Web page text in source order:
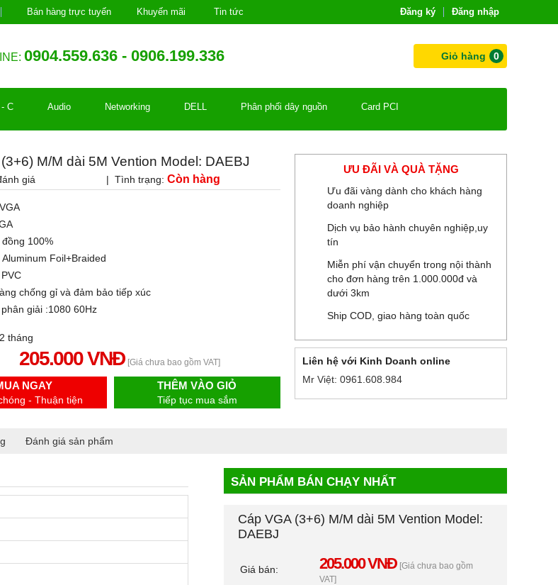
Bán hàng trực tuyến Khuyến mãi Tin tức Đăng ký Đăng nhập
0904.559.636 - 0906.199.336 Giỏ hàng 0
C Audio Networking DELL Phân phối dây nguồn Card PCI
M/M dài 5M Vention Model: DAEBJ
giá | Tình trạng: Còn hàng
100%
Foil+Braided
chống gỉ và đảm bảo tiếp xúc
giải :1080 60Hz
tháng
205.000 VNĐ [Giá chưa bao gồm VAT]
NGAY
- Thuận tiện
THÊM VÀO GIỎ
Tiếp tục mua sắm
ƯU ĐÃI VÀ QUÀ TẶNG
Ưu đãi vàng dành cho khách hàng
doanh nghiệp
Dịch vụ bảo hành chuyên nghiệp,uy
tín
Miễn phí vận chuyển trong nội thành
cho đơn hàng trên 1.000.000đ và
dưới 3km
Ship COD, giao hàng toàn quốc
Liên hệ với Kinh Doanh online
Mr Việt: 0961.608.984
Đánh giá sản phẩm
SẢN PHẨM BÁN CHẠY NHẤT
Cáp VGA (3+6) M/M dài 5M Vention Model:
DAEBJ
Giá bán: 205.000 VNĐ [Giá chưa bao gồm
VAT]